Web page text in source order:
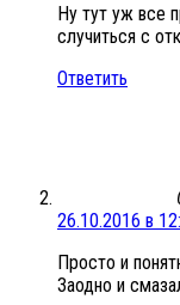
Ну тут уж все
случиться с
Ответить
26.10.2016 в
Просто и
Заодно и